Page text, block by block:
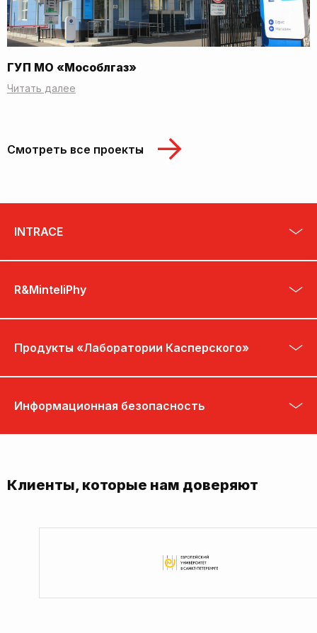
ГУП МО «Мособлгаз»
Читать далее
Смотреть все проекты
INTRACE
R&MinteliPhy
Продукты «Лаборатории Касперского»
Информационная безопасность
Клиенты, которые нам доверяют